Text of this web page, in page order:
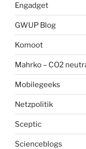
Engadget
GWUP Blog
Komoot
Mahrko – CO2
Mobilegeeks
Netzpolitik
Sceptic
Scienceblogs